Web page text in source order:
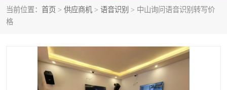
当前位置： 首页 > 供应商机 > 语音识别 > 中山询问语音识别转写价
格